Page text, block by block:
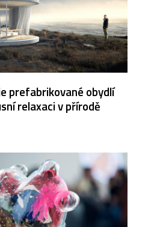
prefabrikované obydlí
relaxaci v přírodě